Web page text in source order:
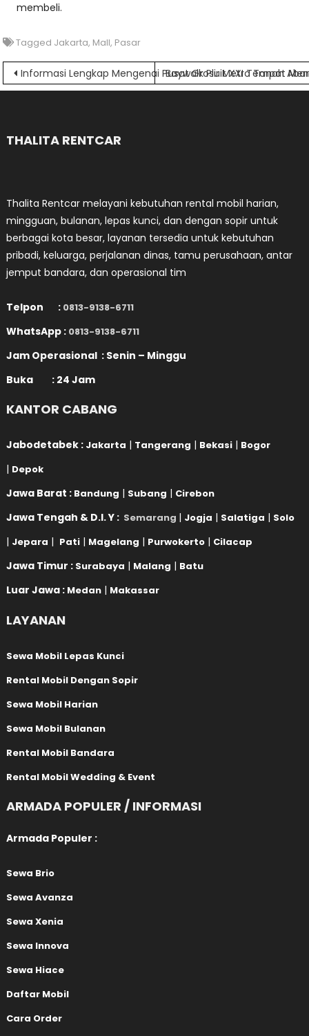
membeli.
Tagged Jakarta, Mall, Pasar
Navigasi
Informasi Lengkap Mengenai Pusat Grosir Metro Tanah
Baywalk Pluit XXI Tempat
THALITA RENTCAR
Thalita Rentcar melayani kebutuhan rental mobil harian,
mingguan, bulanan, lepas kunci, dan dengan sopir untuk
berbagai kota besar, layanan tersedia untuk kebutuhan
pribadi, keluarga, perjalanan dinas, tamu perusahaan, antar
jemput bandara, dan operasional tim
Telpon : 0813-9138-6711
WhatsApp : 0813-9138-6711
Jam Operasional : Senin – Minggu
Buka : 24 Jam
KANTOR CABANG
Jabodetabek : Jakarta | Tangerang | Bekasi | Bogor
| Depok
Jawa Barat : Bandung | Subang | Cirebon
Jawa Tengah & D.I. Y : Semarang | Jogja | Salatiga | Solo
| Jepara | Pati | Magelang | Purwokerto | Cilacap
Jawa Timur : Surabaya | Malang | Batu
Luar Jawa : Medan | Makassar
LAYANAN
Sewa Mobil Lepas Kunci
Rental Mobil Dengan Sopir
Sewa Mobil Harian
Sewa Mobil Bulanan
Rental Mobil Bandara
Rental Mobil Wedding & Event
ARMADA POPULER / INFORMASI
Armada Populer :
Sewa Brio
Sewa Avanza
Sewa Xenia
Sewa Innova
Sewa Hiace
Daftar Mobil
Cara Order